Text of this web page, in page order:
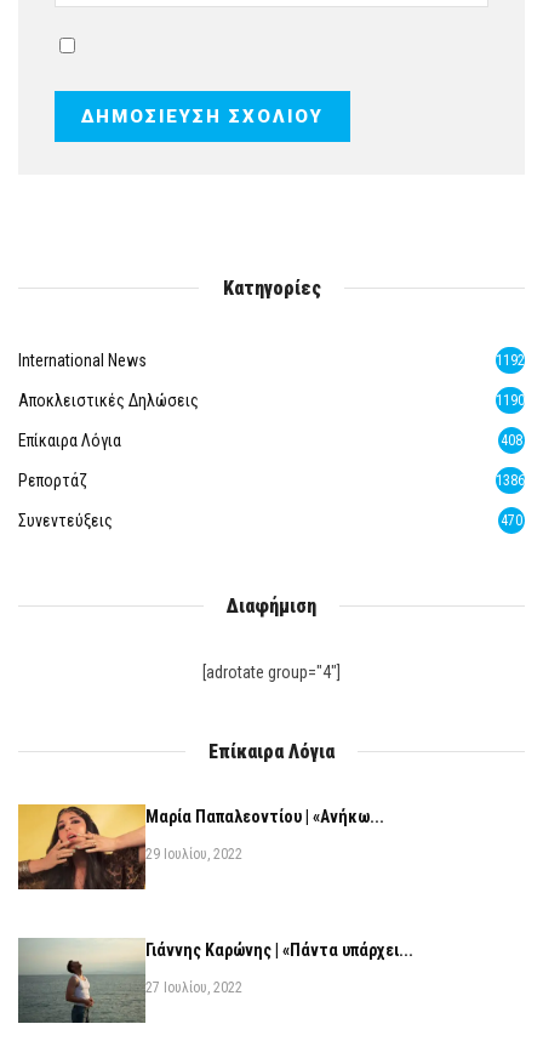
Κατηγορίες
International News 1192
Αποκλειστικές Δηλώσεις 1190
Επίκαιρα Λόγια 408
Ρεπορτάζ 1386
Συνεντεύξεις 470
Διαφήμιση
[adrotate group="4"]
Επίκαιρα Λόγια
Μαρία Παπαλεοντίου | «Ανήκω...
29 Ιουλίου, 2022
Γιάννης Καρώνης | «Πάντα υπάρχει...
27 Ιουλίου, 2022